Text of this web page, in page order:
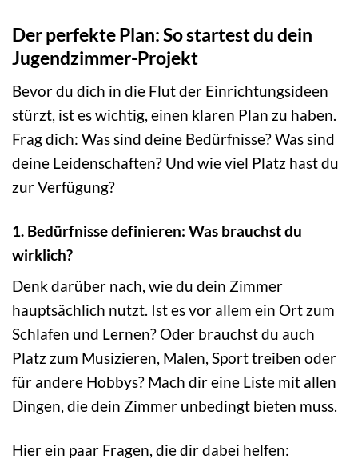
Der perfekte Plan: So startest du dein
Jugendzimmer-Projekt
Bevor du dich in die Flut der Einrichtungsideen
stürzt, ist es wichtig, einen klaren Plan zu haben.
Frag dich: Was sind deine Bedürfnisse? Was sind
deine Leidenschaften? Und wie viel Platz hast du
zur Verfügung?
1. Bedürfnisse definieren: Was brauchst du
wirklich?
Denk darüber nach, wie du dein Zimmer
hauptsächlich nutzt. Ist es vor allem ein Ort zum
Schlafen und Lernen? Oder brauchst du auch
Platz zum Musizieren, Malen, Sport treiben oder
für andere Hobbys? Mach dir eine Liste mit allen
Dingen, die dein Zimmer unbedingt bieten muss.
Hier ein paar Fragen, die dir dabei helfen: